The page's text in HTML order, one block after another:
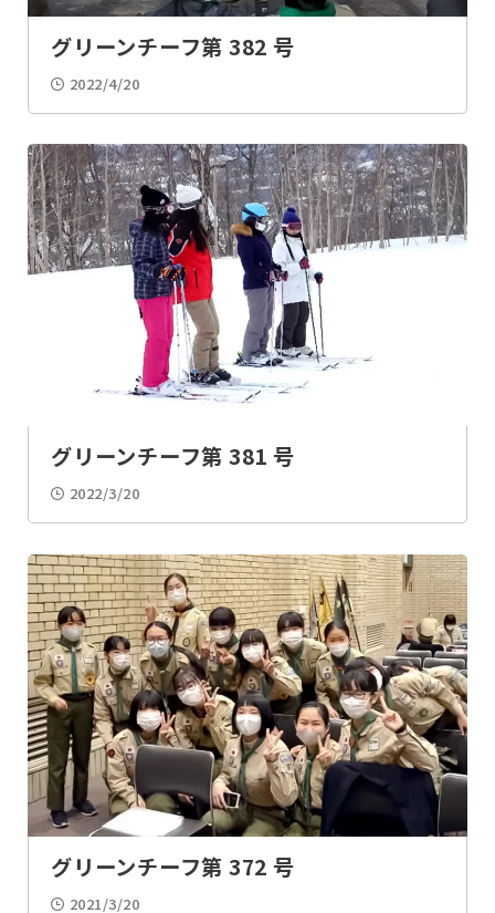
上進式 ちかいの式
式典・記念式
入団式 総会
交流会 講習会
見学・学習会 メディア掲載
料理
お参り
スケート カーリング
農作 夜間活動
プラネタリウム クリスマス
動物・昆虫 釣り
グリーンチーフ第 382 号
2022/4/20
グリーンチーフ第 381 号
2022/3/20
グリーンチーフ第 372 号
2021/3/20